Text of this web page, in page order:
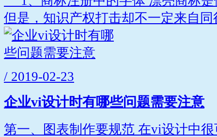
但是，知识产权打击却不一定来自
/ 2019-02-23
企业vi设计时有哪些问题需要注意
第一、图表制作要规范 在vi设计中